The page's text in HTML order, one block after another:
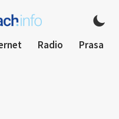
Radio Prasa